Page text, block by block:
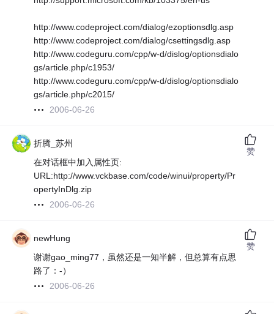
http://www.codeproject.com/dialog/ezoptionsdlg.asp
http://www.codeproject.com/dialog/csettingsdlg.asp
http://www.codeguru.com/cpp/w-d/dislog/optionsdialo
gs/article.php/c1953/
http://www.codeguru.com/cpp/w-d/dislog/optionsdialo
gs/article.php/c2015/
2006-06-26
折腾_苏州
在对话框中加入属性页:
URL:http://www.vckbase.com/code/winui/property/Pr
opertyInDlg.zip
2006-06-26
赞
newHung
谢谢gao_ming77，虽然还是一知半解，但总算有点思
路了：-）
2006-06-26
赞